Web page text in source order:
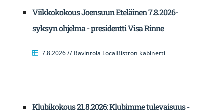
Viikkokokous Joensuun Eteläinen 7.8.2026-
syksyn ohjelma - presidentti Visa Rinne
7.8.2026 // Ravintola LocalBistron kabinetti
Klubikokous 21.8.2026: Klubimme tulevaisuus -